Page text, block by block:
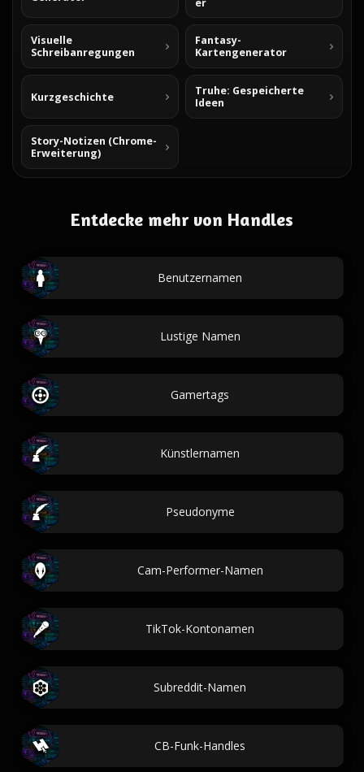
er
Visuelle
Schreibanregungen
Fantasy-
Kartengenerator
Kurzgeschichte
Truhe: Gespeicherte
Ideen
Story-Notizen (Chrome-
Erweiterung)
Entdecke mehr von Handles
Benutzernamen
Lustige Namen
Gamertags
Künstlernamen
Pseudonyme
Cam-Performer-Namen
TikTok-Kontonamen
Subreddit-Namen
CB-Funk-Handles